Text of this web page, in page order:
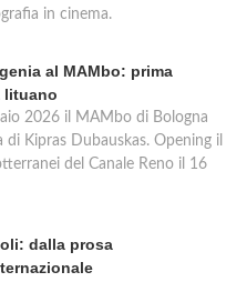
in cinema.
al MAMbo: prima
lituano
2026 il MAMbo di Bologna
Kipras Dubauskas. Opening il
del Canale Reno il 16
dalla prosa